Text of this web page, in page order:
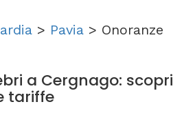
> Pavia > Onoranze
a Cergnago: scopri
tariffe